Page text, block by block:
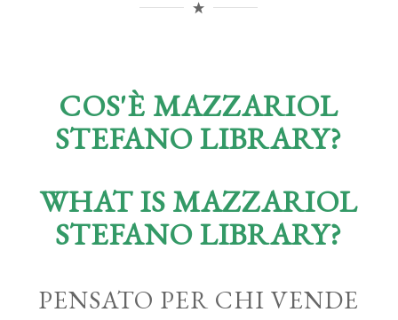
COS'È MAZZARIOL
STEFANO LIBRARY?
WHAT IS MAZZARIOL
STEFANO LIBRARY?
PENSATO PER CHI VENDE